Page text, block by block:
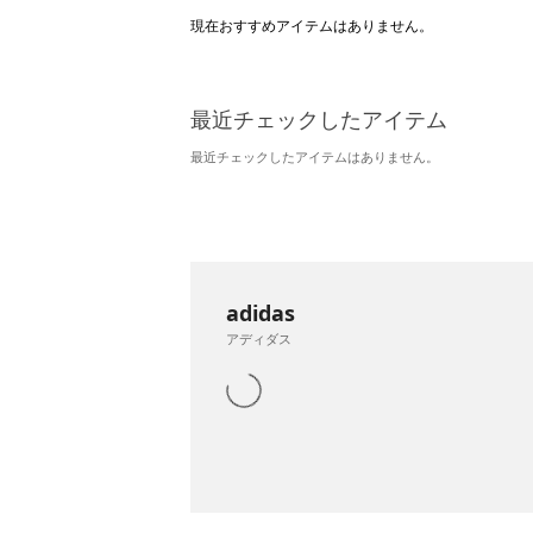
現在おすすめアイテムはありません。
最近チェックしたアイテム
最近チェックしたアイテムはありません。
adidas
アディダス